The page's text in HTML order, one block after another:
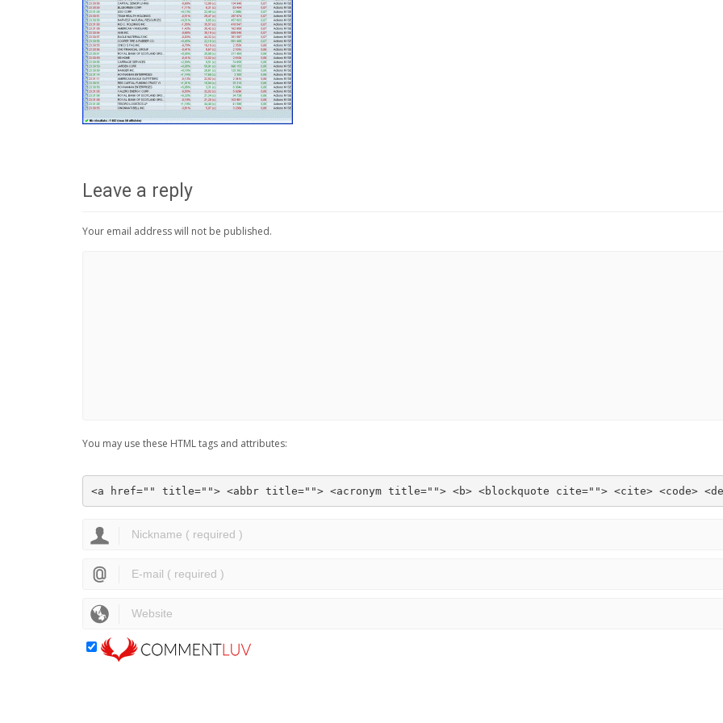
Leave a reply
Your email address will not be published.
You may use these HTML tags and attributes:
<a href="" title=""> <abbr title=""> <acronym title=""> <b> <blockquote cite=""> <cite> <code>